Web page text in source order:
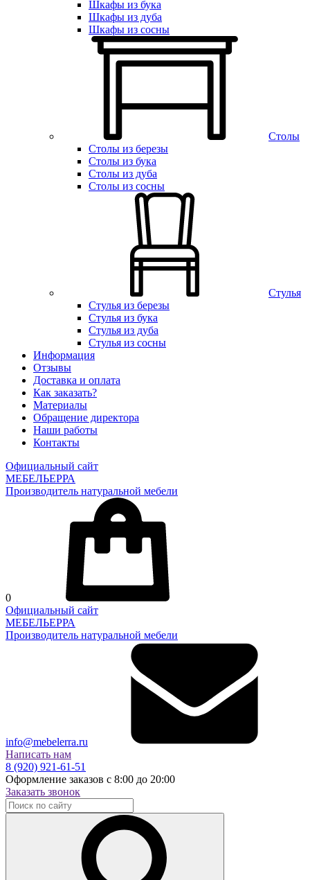
Шкафы из бука
Шкафы из дуба
Шкафы из сосны
Столы
Столы из березы
Столы из бука
Столы из дуба
Столы из сосны
Стулья
Стулья из березы
Стулья из бука
Стулья из дуба
Стулья из сосны
Информация
Отзывы
Доставка и оплата
Как заказать?
Материалы
Обращение директора
Наши работы
Контакты
Официальный сайт
МЕБЕЛЬЕРРА
Производитель натуральной мебели
0
Официальный сайт
МЕБЕЛЬЕРРА
Производитель натуральной мебели
info@mebelerra.ru
Написать нам
8 (920) 921-61-51
Оформление заказов с 8:00 до 20:00
Заказать звонок